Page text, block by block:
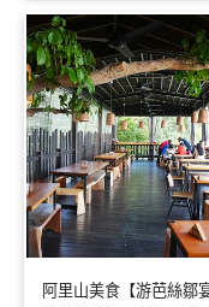
阿里山美食【游芭絲鄒